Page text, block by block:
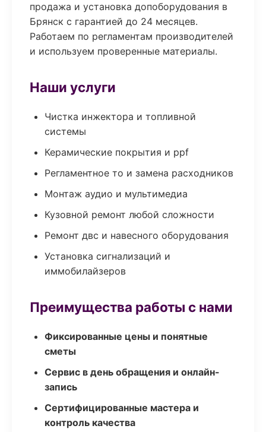
продажа и установка допоборудования в
Брянск с гарантией до 24 месяцев.
Работаем по регламентам производителей
и используем проверенные материалы.
Наши услуги
Чистка инжектора и топливной
системы
Керамические покрытия и ppf
Регламентное то и замена расходников
Монтаж аудио и мультимедиа
Кузовной ремонт любой сложности
Ремонт двс и навесного оборудования
Установка сигнализаций и
иммобилайзеров
Преимущества работы с нами
Фиксированные цены и понятные
сметы
Сервис в день обращения и онлайн-
запись
Сертифицированные мастера и
контроль качества